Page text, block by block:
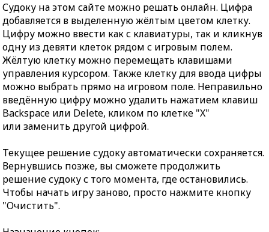
Судоку на этом сайте можно решать онлайн. Цифра
добавляется в выделенную жёлтым цветом клетку.
Цифру можно ввести как с клавиатуры, так и кликнув
одну из девяти клеток рядом с игровым полем.
Жёлтую клетку можно перемещать клавишами
управления курсором. Также клетку для ввода цифры
можно выбрать прямо на игровом поле. Неправильно
введённую цифру можно удалить нажатием клавиш
Backspace или Delete, кликом по клетке "X"
или заменить другой цифрой.
Текущее решение судоку автоматически сохраняется.
Вернувшись позже, вы сможете продолжить
решение судоку с того момента, где остановились.
Чтобы начать игру заново, просто нажмите кнопку
"Очистить".